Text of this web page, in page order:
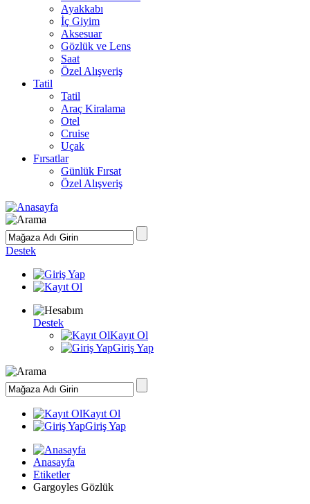
Ayakkabı
İç Giyim
Aksesuar
Gözlük ve Lens
Saat
Özel Alışveriş
Tatil
Tatil
Araç Kiralama
Otel
Cruise
Uçak
Fırsatlar
Günlük Fırsat
Özel Alışveriş
Destek
Destek
Kayıt Ol
Giriş Yap
Kayıt Ol
Giriş Yap
Anasayfa
Etiketler
Gargoyles Gözlük